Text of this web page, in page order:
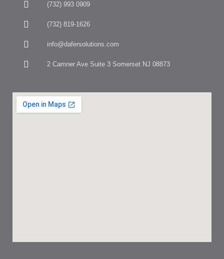
(732) 993 0909
(732) 819-1626
info@dafersolutions.com
2 Camner Ave Suite 3 Somerset NJ 08873